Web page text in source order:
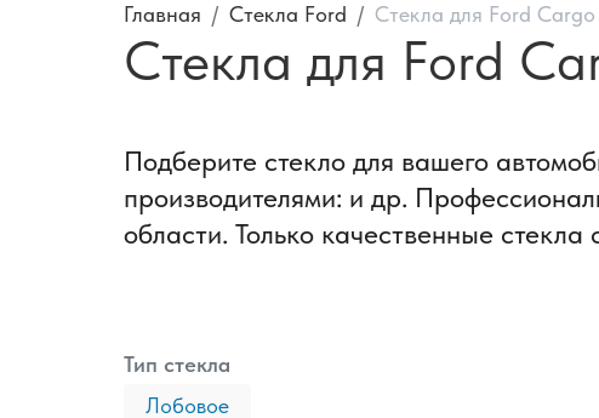
Главная Стекла Ford Стекла для Ford Cargo
Стекла для Ford
Подберите стекло для вашего
производителями: и др.
области. Только качественные
Тип стекла
Лобовое